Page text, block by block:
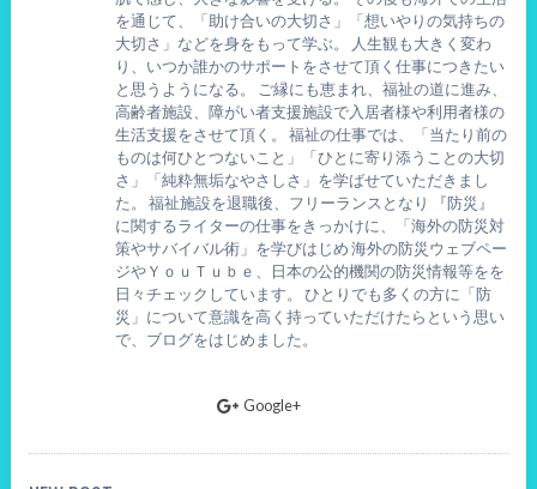
を通じて、「助け合いの大切さ」「想いやりの気持ちの
大切さ」などを身をもって学ぶ。 人生観も大きく変わ
り、いつか誰かのサポートをさせて頂く仕事につきたい
と思うようになる。 ご縁にも恵まれ、福祉の道に進み、
高齢者施設、障がい者支援施設で入居者様や利用者様の
生活支援をさせて頂く。 福祉の仕事では、「当たり前の
ものは何ひとつないこと」「ひとに寄り添うことの大切
さ」「純粋無垢なやさしさ」を学ばせていただきまし
た。 福祉施設を退職後、フリーランスとなり 『防災』
に関するライターの仕事をきっかけに、「海外の防災対
策やサバイバル術」を学びはじめ 海外の防災ウェブペー
ジやＹｏｕＴｕｂｅ、日本の公的機関の防災情報等をを
日々チェックしています。 ひとりでも多くの方に「防
災」について意識を高く持っていただけたらという思い
で、ブログをはじめました。
Google+